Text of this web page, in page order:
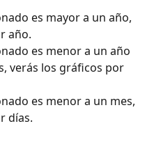
es mayor a un año,
año.
es menor a un año
verás los gráficos por
es menor a un mes,
días.